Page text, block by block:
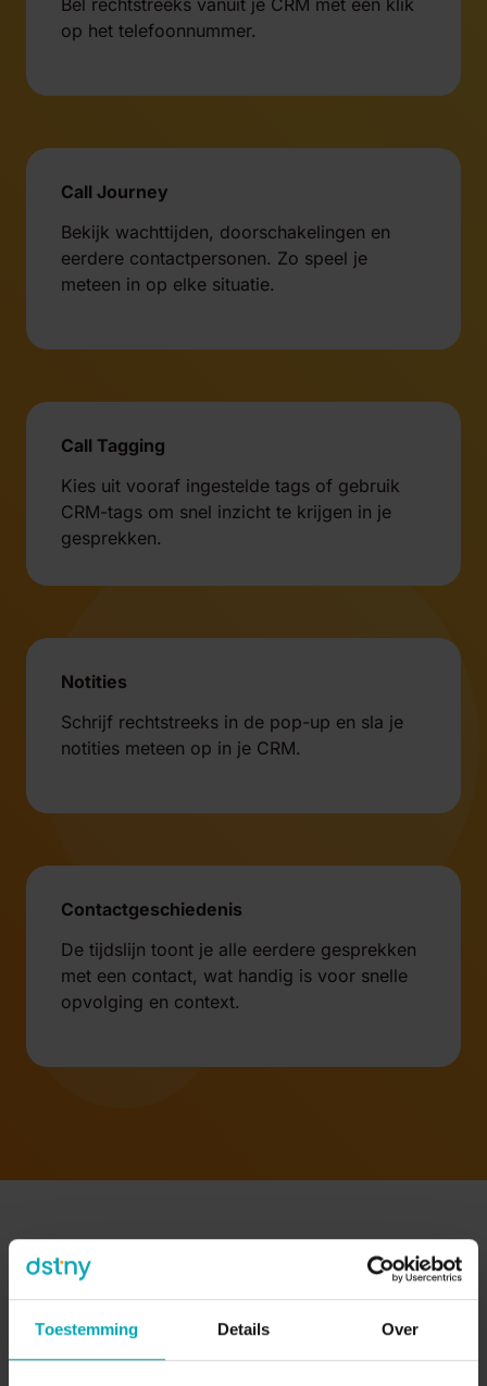
Toestemming Details Over
op het telefoonnummer.
Call Journey
Bekijk wachttijden, doorschakelingen en
eerdere contactpersonen. Zo speel je
meteen in op elke situatie.
Call Tagging
Kies uit vooraf ingestelde tags of gebruik
CRM-tags om snel inzicht te krijgen in je
gesprekken.
Notities
Schrijf rechtstreeks in de pop-up en sla je
notities meteen op in je CRM.
Contactgeschiedenis
De tijdslijn toont je alle eerdere gesprekken
met een contact, wat handig is voor snelle
opvolging en context.
De meerwaarde van onze slimme CRM- en
ERP-integraties